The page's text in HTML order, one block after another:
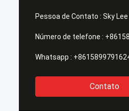
Pessoa de Contato : Sky Lee
Número de telefone :
Whatsapp :
Contato